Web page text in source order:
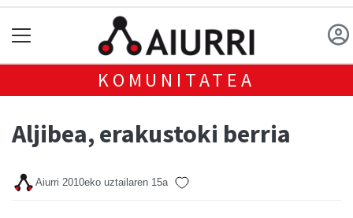
KOMUNITATEA
Aljibea, erakustoki berria
Aiurri 2010eko uztailaren 15a